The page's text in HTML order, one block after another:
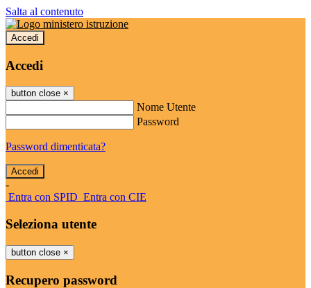
Salta al contenuto
Accedi
Accedi
button close ×
Nome Utente
Password
Password dimenticata?
-
Entra con SPID Entra con CIE
Seleziona utente
button close ×
Recupero password